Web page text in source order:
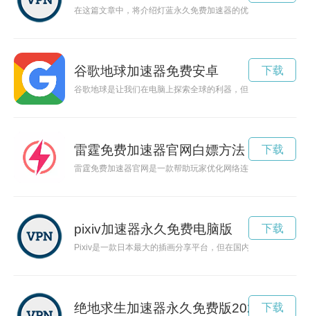
在这篇文章中，将介绍灯蓝永久免费加速器的优势以及如何分享
谷歌地球加速器免费安卓
谷歌地球是让我们在电脑上探索全球的利器，但有时候网络的
下载
雷霆免费加速器官网白嫖方法
雷霆免费加速器官网是一款帮助玩家优化网络连接，提升游戏
下载
pixiv加速器永久免费电脑版
Pixiv是一款日本最大的插画分享平台，但在国内访问速度较慢
下载
绝地求生加速器永久免费版2023下载